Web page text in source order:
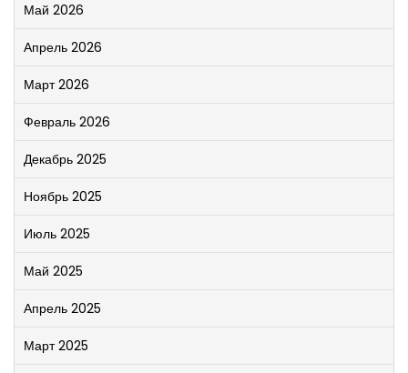
Май 2026
Апрель 2026
Март 2026
Февраль 2026
Декабрь 2025
Ноябрь 2025
Июль 2025
Май 2025
Апрель 2025
Март 2025